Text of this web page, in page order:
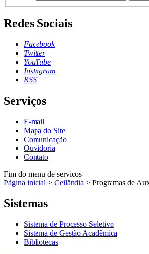
Redes Sociais
Facebook
Twitter
YouTube
Instagram
RSS
Serviços
E-mail
Mapa do Site
Comunicação
Ouvidoria
Contato
Fim do menu de serviços
Página inicial > Ceilândia > Programas de
Sistemas
Sistema de Processo Seletivo
Sistema de Gestão Acadêmica
Bibliotecas